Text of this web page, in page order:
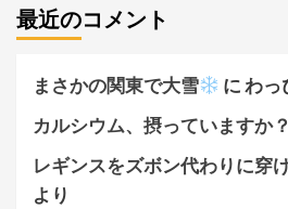
最近のコメント
まさかの関東で大雪 に わっ
カルシウム、摂っていますか？
レギンスをズボン代わりに穿
より